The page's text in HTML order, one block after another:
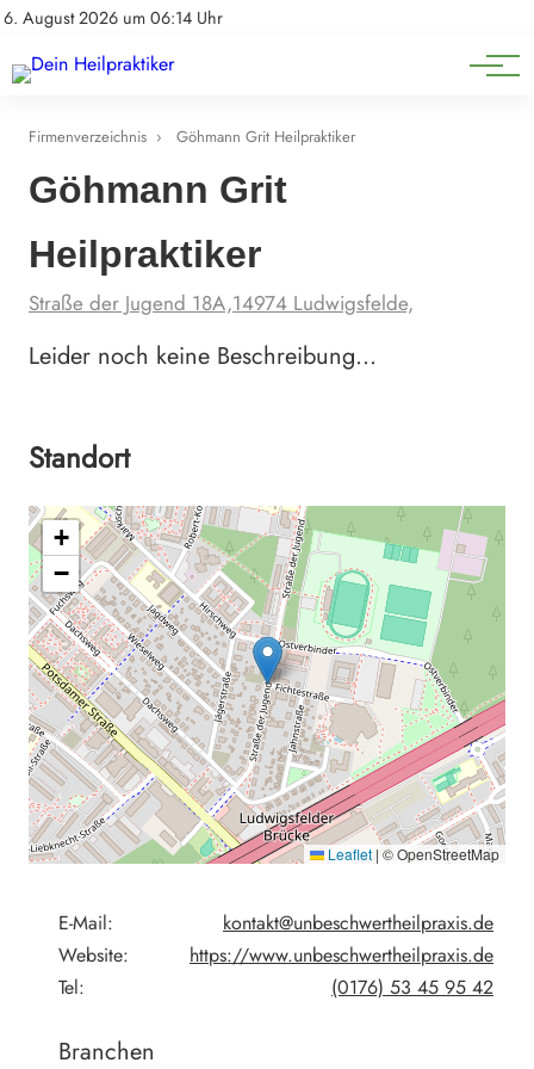
6. August 2026 um 06:14 Uhr
Impressum
Natürliche Medizin
Heilpflanzen & Kräuterkunde
Firmenverzeichnis › Göhmann Grit Heilpraktiker
Göhmann Grit
Heilpraktiker
Straße der Jugend 18A,14974 Ludwigsfelde,
Leider noch keine Beschreibung…
Standort
+
−
Leaflet | © OpenStreetMap
E-Mail:
kontakt@unbeschwertheilpraxis.de
Website:
https://www.unbeschwertheilpraxis.de
Tel:
(0176) 53 45 95 42
Branchen